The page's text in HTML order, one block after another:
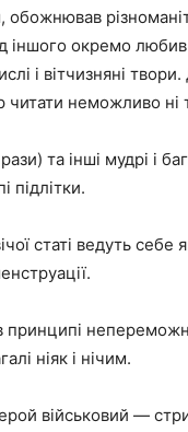
обожнював
іншого окремо любив
і вітчизняні
читати неможливо ні
та інші мудрі і
підлітки.
статі ведуть себе
принципі
ніяк і нічим.
військовий —